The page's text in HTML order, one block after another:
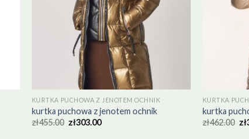
KURTKA PUCHOWA Z JENOTEM OCHNIK
kurtka puchowa z jenotem ochnik
zł455.00 zł303.00
KURTKA
kurtka
zł462.00 zł